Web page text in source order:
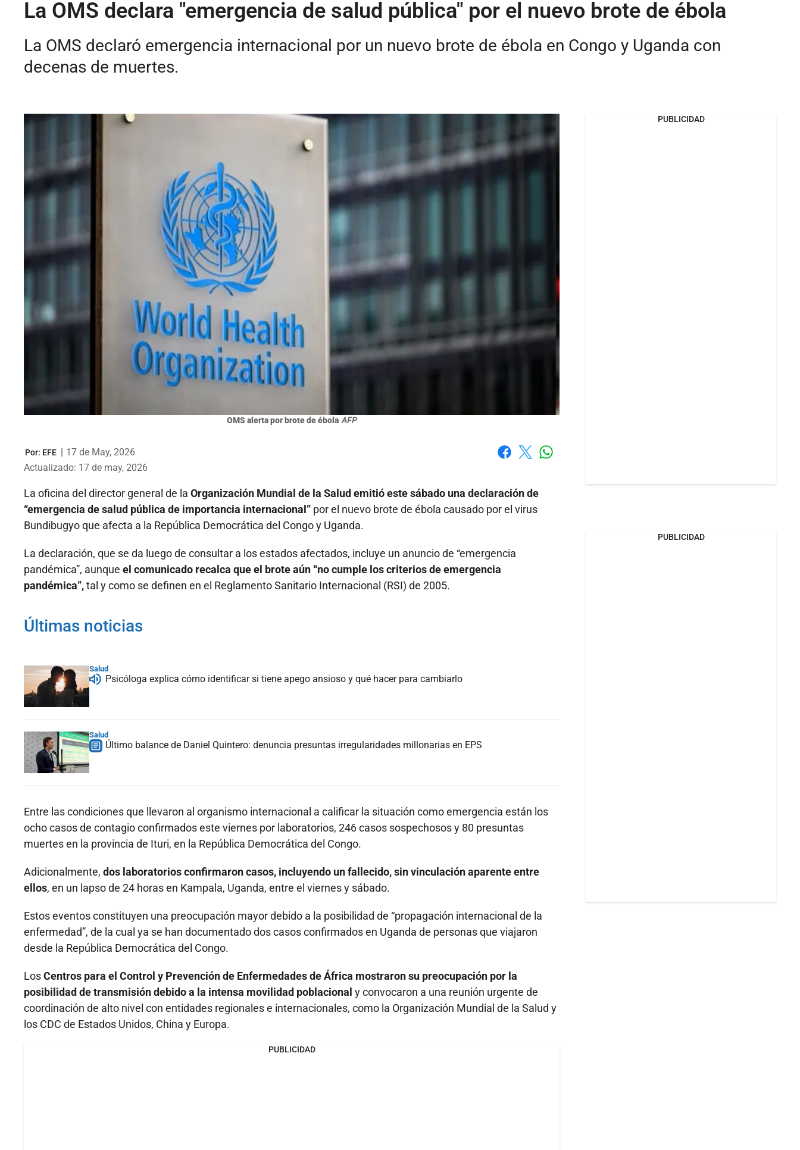
La OMS declara "emergencia de salud pública" por el nuevo brote de ébola
La OMS declaró emergencia internacional por un nuevo brote de ébola en Congo y Uganda con
decenas de muertes.
OMS alerta por brote de ébola AFP
Por: EFE | 17 de May, 2026
Actualizado: 17 de may, 2026
La oficina del director general de la Organización Mundial de la Salud emitió este sábado una declaración de
“emergencia de salud pública de importancia internacional” por el nuevo brote de ébola causado por el virus
Bundibugyo que afecta a la República Democrática del Congo y Uganda.
La declaración, que se da luego de consultar a los estados afectados, incluye un anuncio de “emergencia
pandémica”, aunque el comunicado recalca que el brote aún “no cumple los criterios de emergencia
pandémica”,tal y como se definen en el Reglamento Sanitario Internacional (RSI) de 2005.
Últimas noticias
Salud
Psicóloga explica cómo identificar si tiene apego ansioso y qué hacer para cambiarlo
Salud
Último balance de Daniel Quintero: denuncia presuntas irregularidades millonarias en EPS
Entre las condiciones que llevaron al organismo internacional a calificar la situación como emergencia están los
ocho casos de contagio confirmados este viernes por laboratorios, 246 casos sospechosos y 80 presuntas
muertes en la provincia de Ituri, en la República Democrática del Congo.
Adicionalmente, dos laboratorios confirmaron casos, incluyendo un fallecido, sin vinculación aparente entre
ellos, en un lapso de 24 horas en Kampala, Uganda, entre el viernes y sábado.
Estos eventos constituyen una preocupación mayor debido a la posibilidad de “propagación internacional de la
enfermedad”, de la cual ya se han documentado dos casos confirmados en Uganda de personas que viajaron
desde la República Democrática del Congo.
LosCentros para el Control y Prevención de Enfermedades de África mostraron su preocupación por la
posibilidad de transmisión debido a la intensa movilidad poblacional y convocaron a una reunión urgente de
coordinación de alto nivel con entidades regionales e internacionales, como la Organización Mundial de la Salud y
los CDC de Estados Unidos, China y Europa.
PUBLICIDAD
PUBLICIDAD
PUBLICIDAD